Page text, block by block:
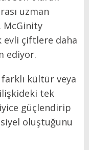
uzman
McGinity
evli çiftlere daha
ediyor.
kültür veya
tek
güçlendirip
oluştuğunu